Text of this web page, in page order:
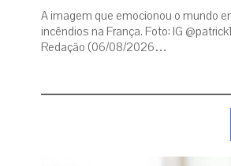
A imagem que emocionou o mundo
incêndios na França. Foto: IG
Redação (06/08/2026…